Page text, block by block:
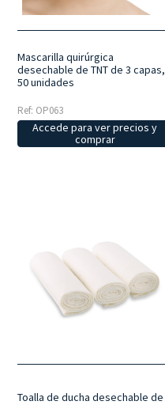
Mascarilla quirúrgica
desechable de TNT de 3 capas,
50 unidades
Ref: OP063
Accede para ver precios y
comprar
Toalla de ducha desechable de